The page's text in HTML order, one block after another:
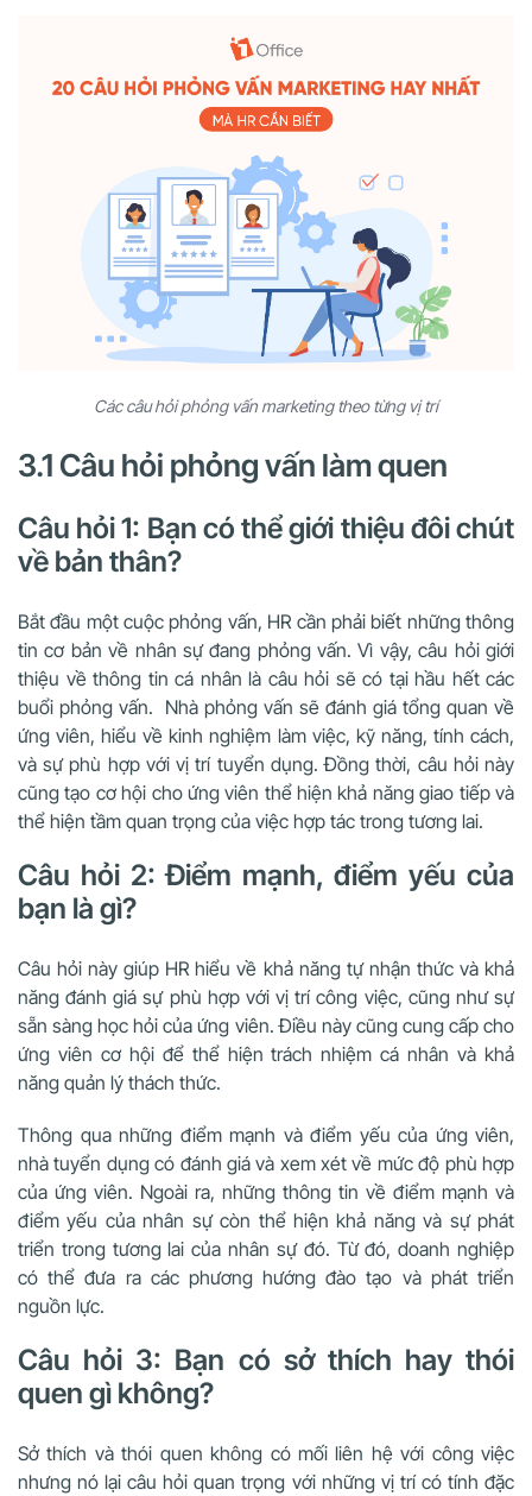
Các câu hỏi phỏng vấn marketing theo từng vị trí
3.1 Câu hỏi phỏng vấn làm quen
Câu hỏi 1: Bạn có thể giới thiệu đôi chút
về bản thân?
Bắt đầu một cuộc phỏng vấn, HR cần phải biết những thông
tin cơ bản về nhân sự đang phỏng vấn. Vì vậy, câu hỏi giới
thiệu về thông tin cá nhân là câu hỏi sẽ có tại hầu hết các
buổi phỏng vấn. Nhà phỏng vấn sẽ đánh giá tổng quan về
ứng viên, hiểu về kinh nghiệm làm việc, kỹ năng, tính cách,
và sự phù hợp với vị trí tuyển dụng. Đồng thời, câu hỏi này
cũng tạo cơ hội cho ứng viên thể hiện khả năng giao tiếp và
thể hiện tầm quan trọng của việc hợp tác trong tương lai.
Câu hỏi 2: Điểm mạnh, điểm yếu của
bạn là gì?
Câu hỏi này giúp HR hiểu về khả năng tự nhận thức và khả
năng đánh giá sự phù hợp với vị trí công việc, cũng như sự
sẵn sàng học hỏi của ứng viên. Điều này cũng cung cấp cho
ứng viên cơ hội để thể hiện trách nhiệm cá nhân và khả
năng quản lý thách thức.
Thông qua những điểm mạnh và điểm yếu của ứng viên,
nhà tuyển dụng có đánh giá và xem xét về mức độ phù hợp
của ứng viên. Ngoài ra, những thông tin về điểm mạnh và
điểm yếu của nhân sự còn thể hiện khả năng và sự phát
triển trong tương lai của nhân sự đó. Từ đó, doanh nghiệp
có thể đưa ra các phương hướng đào tạo và phát triển
nguồn lực.
Câu hỏi 3: Bạn có sở thích hay thói
quen gì không?
Sở thích và thói quen không có mối liên hệ với công việc
nhưng nó lại câu hỏi quan trọng với những vị trí có tính đặc